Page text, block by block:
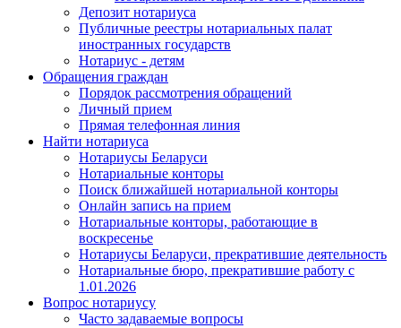
Депозит нотариуса
Публичные реестры нотариальных палат
иностранных государств
Нотариус - детям
Обращения граждан
Порядок рассмотрения обращений
Личный прием
Прямая телефонная линия
Найти нотариуса
Нотариусы Беларуси
Нотариальные конторы
Поиск ближайшей нотариальной конторы
Онлайн запись на прием
Нотариальные конторы, работающие в
воскресенье
Нотариусы Беларуси, прекратившие деятельность
Нотариальные бюро, прекратившие работу с
1.01.2026
Вопрос нотариусу
Часто задаваемые вопросы